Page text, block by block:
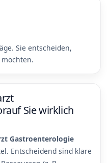
Sie entscheiden,
Sie wirklich
Gastroenterologie
Entscheidend sind klare